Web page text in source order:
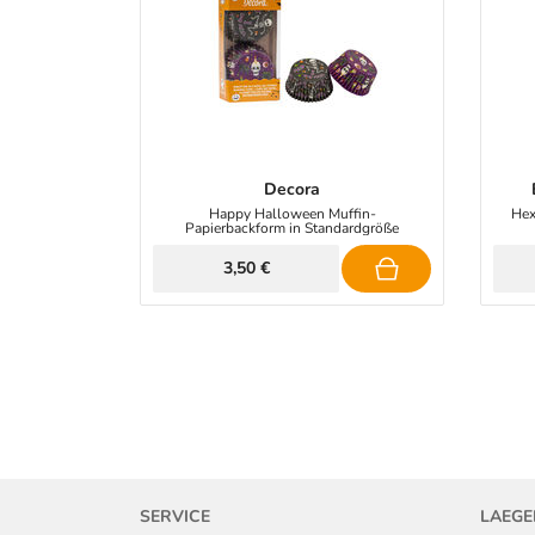
Decora
Happy Halloween Muffin-
Papierbackform in Standardgröße
3,50 €
SERVICE